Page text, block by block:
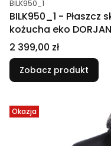
BILK950_1
BILK950_1 -
kożucha eko DORJAN
Cena
2 399,00 zł
Zobacz produkt
Okazja